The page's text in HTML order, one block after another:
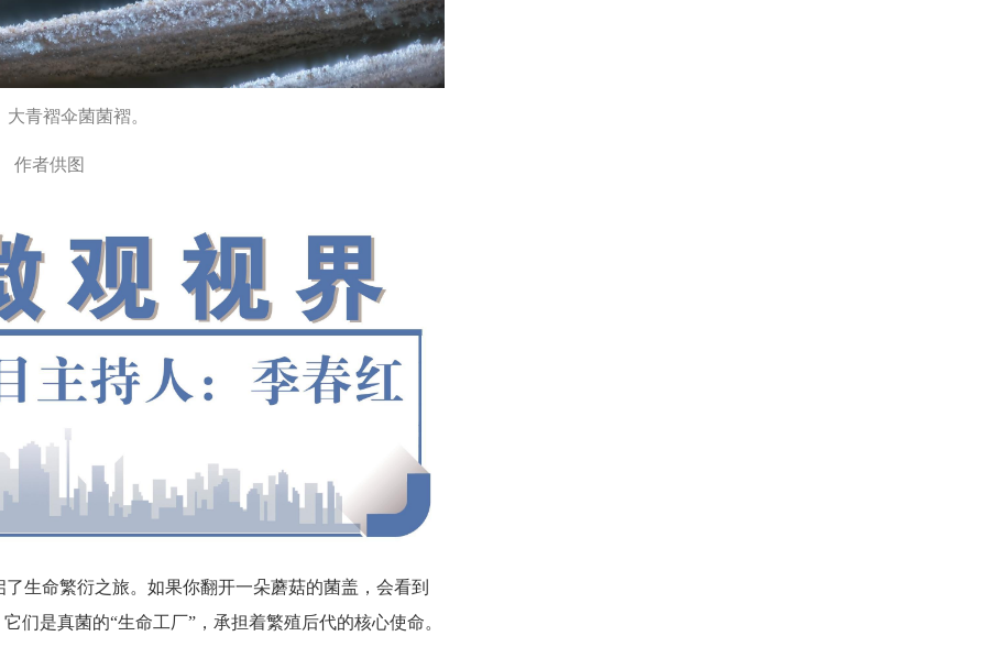
青褶伞菌菌褶。
作者供图
生命繁衍之旅。如果你翻开一朵蘑菇的菌盖，会看到
是真菌的“生命工厂”，承担着繁殖后代的核心使命。